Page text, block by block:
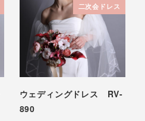
二次会ドレス
ウェディングドレス RV-
890